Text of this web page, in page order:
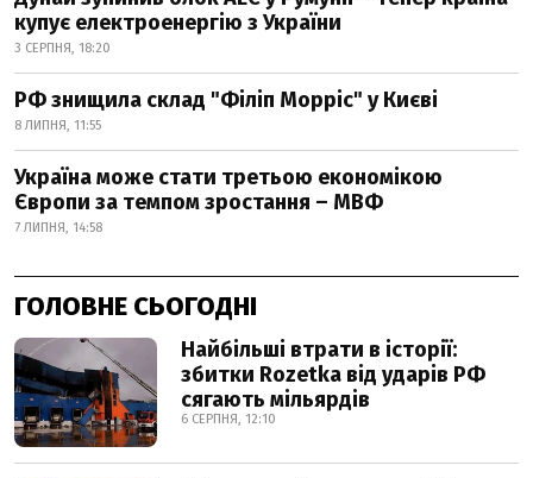
купує електроенергію з України
3 СЕРПНЯ, 18:20
РФ знищила склад "Філіп Морріс" у Києві
8 ЛИПНЯ, 11:55
Україна може стати третьою економікою
Європи за темпом зростання – МВФ
7 ЛИПНЯ, 14:58
ГОЛОВНЕ СЬОГОДНІ
Найбільші втрати в історії:
збитки Rozetka від ударів РФ
сягають мільярдів
6 СЕРПНЯ, 12:10